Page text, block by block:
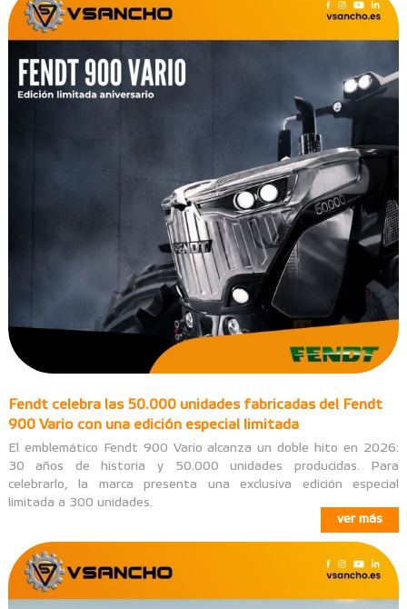
Fendt celebra las 50.000 unidades fabricadas del Fendt
900 Vario con una edición especial limitada
El emblemático Fendt 900 Vario alcanza un doble hito en 2026:
30 años de historia y 50.000 unidades producidas. Para
celebrarlo, la marca presenta una exclusiva edición especial
limitada a 300 unidades.
ver más